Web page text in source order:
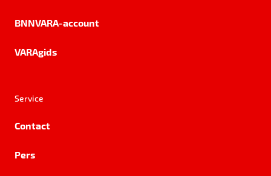
BNNVARA-account
VARAgids
Service
Contact
Pers